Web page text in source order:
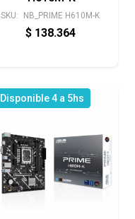
SKU: NB_PRIME H610M-K
$ 138.364
Disponible 4 a 5hs